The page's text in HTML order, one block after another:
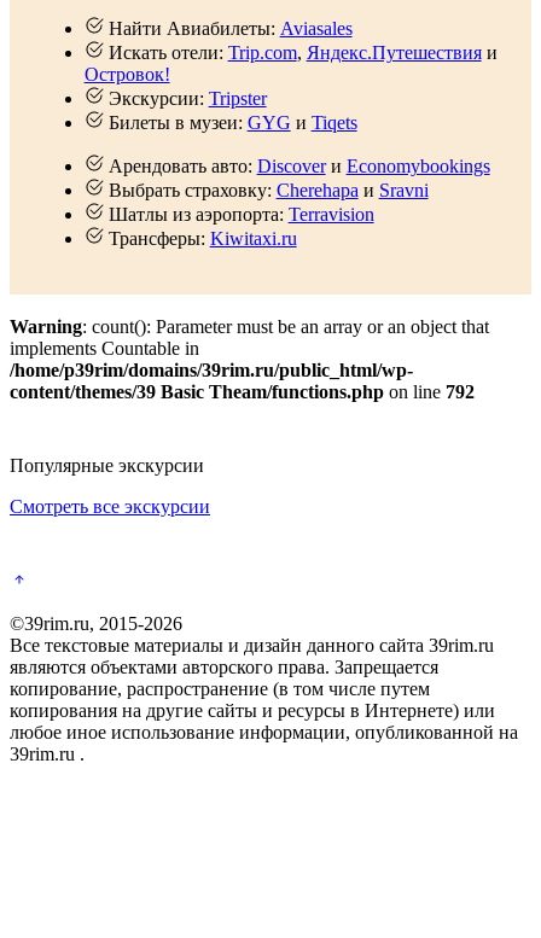
Найти Авиабилеты: Aviasales
Искать отели: Trip.com, Яндекс.Путешествияи
Островок!
Экскурсии: Tripster
Билеты в музеи: GYG и Tiqets
Арендовать авто: Discoverи Economybookings
Выбрать страховку: Cherehapa и Sravni
Шатлы из аэропорта: Terravision
Трансферы: Kiwitaxi.ru
Warning: count(): Parameter must be an array or an object that
implements Countable in
/home/p39rim/domains/39rim.ru/public_html/wp-
content/themes/39 Basic Theam/functions.php on line 792
Популярные экскурсии
Смотреть все экскурсии
©39rim.ru, 2015-2026
Все текстовые материалы и дизайн данного сайта 39rim.ru
являются объектами авторского права. Запрещается
копирование, распространение (в том числе путем
копирования на другие сайты и ресурсы в Интернете) или
любое иное использование информации, опубликованной на
39rim.ru .